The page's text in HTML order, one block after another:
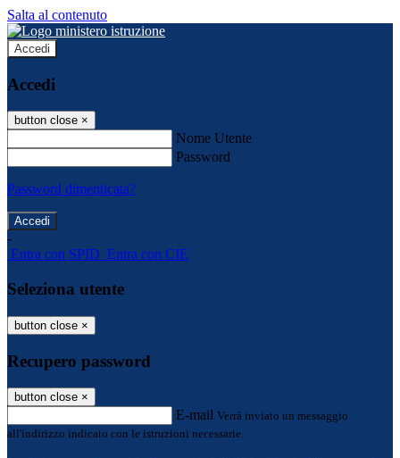
Salta al contenuto
Accedi
Accedi
button close ×
Nome Utente
Password
Password dimenticata?
-
Entra con SPID Entra con CIE
Seleziona utente
button close ×
Recupero password
button close ×
E-mail Verrà inviato un messaggio
all'indirizzo indicato con le istruzioni necessarie.